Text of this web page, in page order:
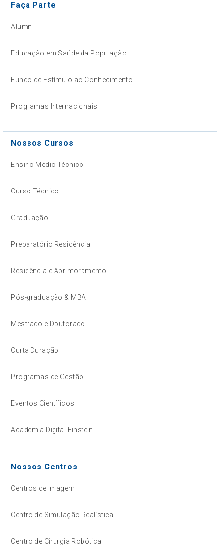
Faça Parte
Alumni
Educação em Saúde da População
Fundo de Estímulo ao Conhecimento
Programas Internacionais
Nossos Cursos
Ensino Médio Técnico
Curso Técnico
Graduação
Preparatório Residência
Residência e Aprimoramento
Pós-graduação & MBA
Mestrado e Doutorado
Curta Duração
Programas de Gestão
Eventos Científicos
Academia Digital Einstein
Nossos Centros
Centros de Imagem
Centro de Simulação Realística
Centro de Cirurgia Robótica